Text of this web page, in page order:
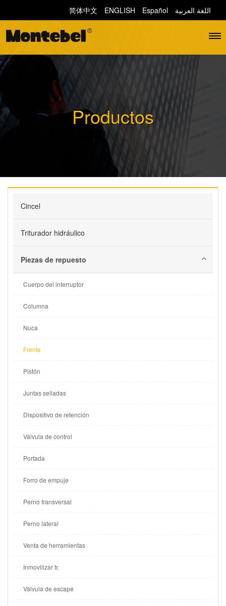
简体中文 ENGLISH Español اللغة العربية
Productos
Cincel
Triturador hidráulico
Piezas de repuesto
Cuerpo del interruptor
Columna
Nuca
Frente
Pistón
Juntas selladas
Dispositivo de retención
Válvula de control
Portada
Forro de empuje
Perno transversal
Perno lateral
Venta de herramientas
Inmovilizar tr.
Válvula de escape